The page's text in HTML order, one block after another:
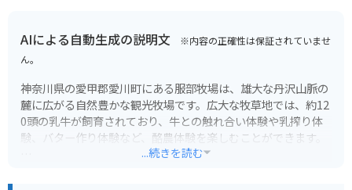
AIによる自動生成の説明文 ※内容の正確性は保証されていませ
ん。
神奈川県の愛甲郡愛川町にある服部牧場は、雄大な丹沢山脈の
麓に広がる自然豊かな観光牧場です。広大な牧草地では、約12
0頭の乳牛が飼育されており、牛との触れ合い体験や乳搾り体
験、バター作り体験など、酪農体験を楽しむことができます。
...続きを読む